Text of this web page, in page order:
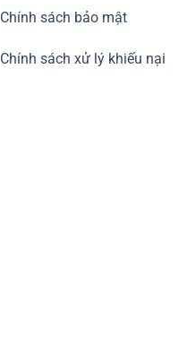
Chính sách bảo mật
Chính sách xử lý khiếu nại